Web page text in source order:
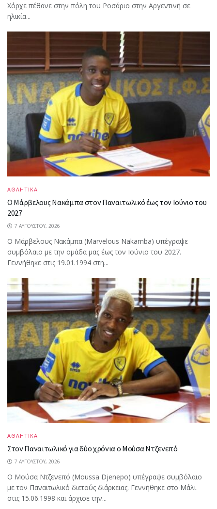
Χόρχε πέθανε στην πόλη του Ροσάριο στην Αργεντινή σε
ηλικία...
ΑΘΛΗΤΙΚΑ
Ο Μάρβελους Nακάμπα στον Παναιτωλικό έως τον Ιούνιο του
2027
7 ΑΥΓΟΎΣΤΟΥ, 2026
Ο Μάρβελους Nακάμπα (Marvelous Nakamba) υπέγραψε
συμβόλαιο με την ομάδα μας έως τον Ιούνιο του 2027.
Γεννήθηκε στις 19.01.1994 στη...
ΑΘΛΗΤΙΚΑ
Στον Παναιτωλικό για δύο χρόνια ο Μούσα Ντζενεπό
7 ΑΥΓΟΎΣΤΟΥ, 2026
Ο Μούσα Ντζενεπό (Moussa Djenepo) υπέγραψε συμβόλαιο
με τον Παναιτωλικό διετούς διάρκειας. Γεννήθηκε στο Μάλι
στις 15.06.1998 και άρχισε την...